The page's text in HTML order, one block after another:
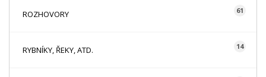
ROZHOVORY 61
RYBNÍKY, ŘEKY, ATD. 14